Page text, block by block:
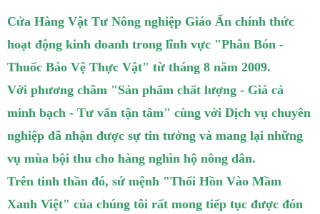
Cửa Hàng Vật Tư Nông nghiệp Giáo Ẩn chính thức
hoạt động kinh doanh trong lĩnh vực "Phân Bón -
Thuốc Bảo Vệ Thực Vật" từ tháng 8 năm 2009.
Với phương châm "Sản phẩm chất lượng - Giá cả
minh bạch - Tư vấn tận tâm" cùng với Dịch vụ chuyên
nghiệp đã nhận được sự tin tưởng và mang lại những
vụ mùa bội thu cho hàng nghìn hộ nông dân.
Trên tinh thần đó, sứ mệnh "Thổi Hồn Vào Mầm
Xanh Việt" của chúng tôi rất mong tiếp tục được đón